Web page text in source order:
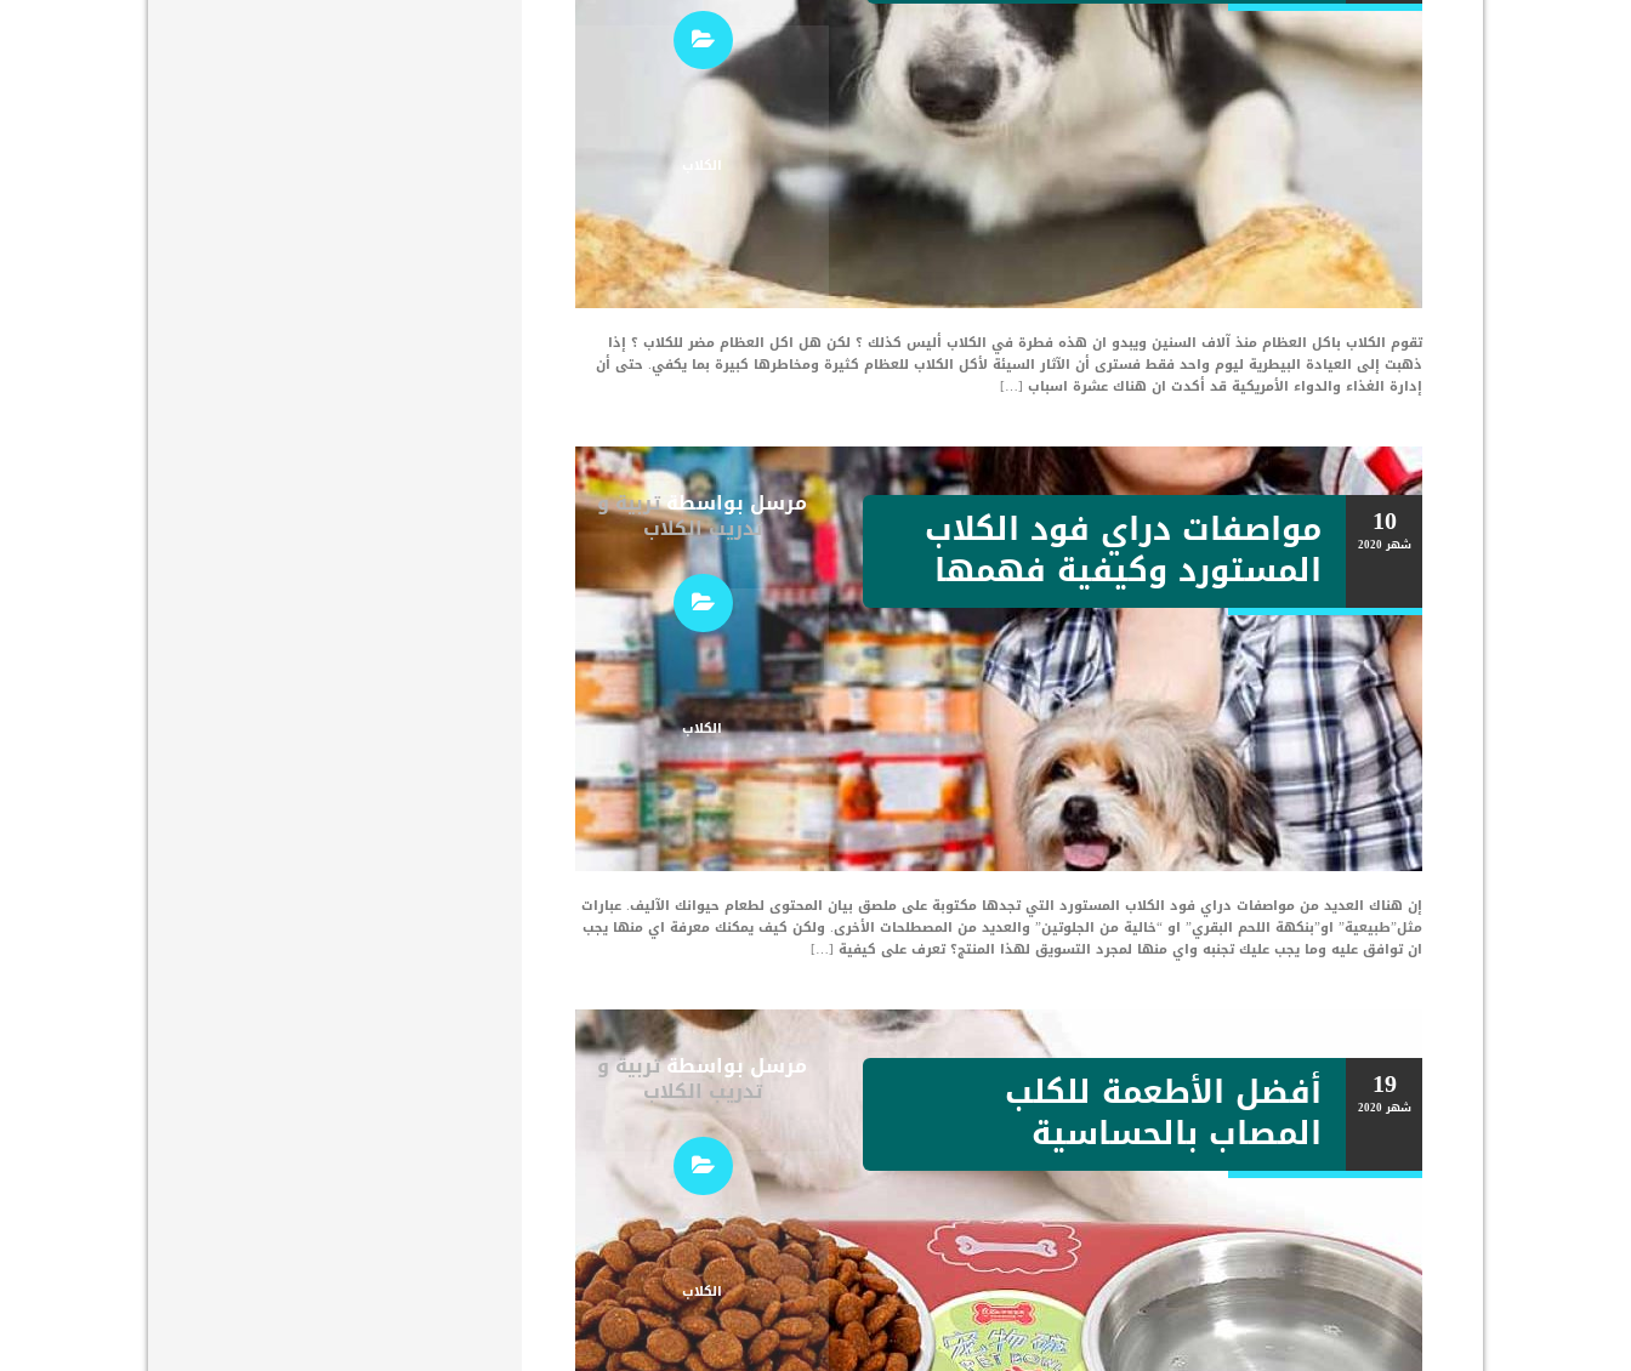
الكلاب
تقوم الكلاب باكل العظام منذ آلاف السنين ويبدو ان هذه فطرة في الكلاب أليس كذلك ؟ لكن هل اكل العظام مضر للكلاب ؟ إذا
ذهبت إلى العيادة البيطرية ليوم واحد فقط فسترى أن الآثار السيئة لأكل الكلاب للعظام كثيرة ومخاطرها كبيرة بما يكفي. حتى أن
إدارة الغذاء والدواء الأمريكية قد أكدت ان هناك عشرة اسباب […]
10
شهر2020 مواصفات دراي فود الكلاب
المستورد وكيفية فهمها
مرسل بواسطةتربية و
تدريب الكلاب
الكلاب
إن هناك العديد من مواصفات دراي فود الكلاب المستورد التي تجدها مكتوبة على ملصق بيان المحتوى لطعام حيوانك الآليف. عبارات
مثل”طبيعية” او”بنكهة اللحم البقري” او “خالية من الجلوتين” والعديد من المصطلحات الأخرى. ولكن كيف يمكنك معرفة اي منها يجب
ان توافق عليه وما يجب عليك تجنبه واي منها لمجرد التسويق لهذا المنتج؟ تعرف على كيفية […]
19
شهر2020 أفضل الأطعمة للكلب
المصاب بالحساسية
مرسل بواسطةتربية و
تدريب الكلاب
الكلاب